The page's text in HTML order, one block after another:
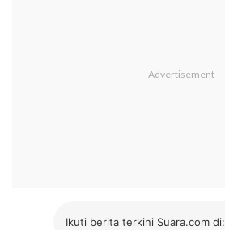
Ikuti berita terkini Suara.com di: